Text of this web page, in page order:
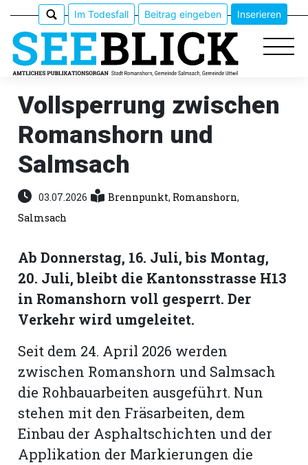
Epaper
Veranstaltungen
Erlebnisführer
Romanshorn:
offizielle
Mitteilungen
Im Todesfall Beitrag eingeben Inserieren
Vollsperrung zwischen
Romanshorn und
Salmsach
03.07.2026 Brennpunkt, Romanshorn,
Salmsach
Ab Donnerstag, 16. Juli, bis Montag,
20. Juli, bleibt die Kantonsstrasse H13
in Romanshorn voll gesperrt. Der
Verkehr wird umgeleitet.
Seit dem 24. April 2026 werden
zwischen Romanshorn und Salmsach
die Rohbauarbeiten ausgeführt. Nun
stehen mit den Fräsarbeiten, dem
Einbau der Asphaltschichten und der
Applikation der Markierungen die